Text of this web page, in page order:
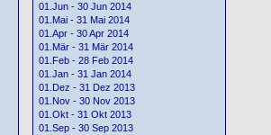
01.Jun - 30 Jun 2014
01.Mai - 31 Mai 2014
01.Apr - 30 Apr 2014
01.Mär - 31 Mär 2014
01.Feb - 28 Feb 2014
01.Jan - 31 Jan 2014
01.Dez - 31 Dez 2013
01.Nov - 30 Nov 2013
01.Okt - 31 Okt 2013
01.Sep - 30 Sep 2013